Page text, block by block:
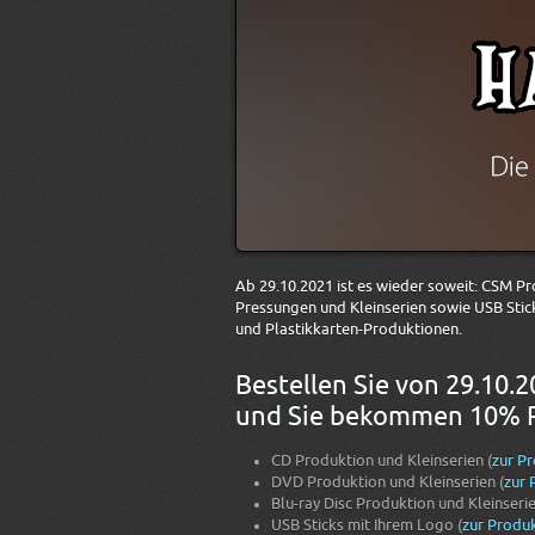
Ab 29.10.2021 ist es wieder soweit: CSM
Pressungen und Kleinserien sowie USB
und Plastikkarten-Produktionen.
Bestellen Sie von
und Sie bekommen
CD Produktion und Kleinserien (zur
DVD Produktion und Kleinserien (zur
Blu-ray Disc Produktion und
USB Sticks mit Ihrem Logo (zur